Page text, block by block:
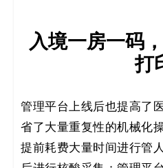
入境一房一码
打
管理平台上线后也提高了
省了大量重复性的机械化
提前耗费大量时间进行管